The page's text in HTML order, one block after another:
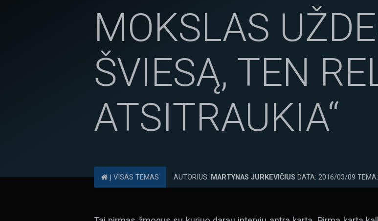
MOKSLAS
ŠVIESĄ, TEN
ATSITRAUKIA“
Į VISAS TEMAS AUTORIUS: MARTYNAS JURKEVIČIUS DATA: 2016/03/09 TEMA: